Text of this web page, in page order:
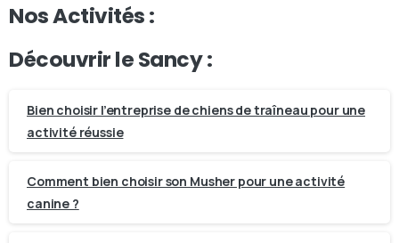
Nos Activités :
Découvrir le Sancy :
Bien choisir l’entreprise de chiens de traîneau pour une
activité réussie
Comment bien choisir son Musher pour une activité
canine ?